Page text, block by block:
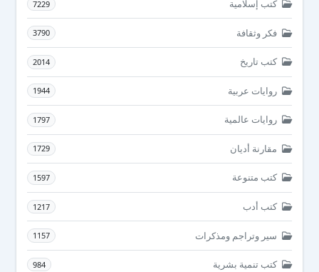
كتب إسلامية 7229
فكر وثقافة 3790
كتب تاريخ 2014
روايات عربية 1944
روايات عالمية 1797
مقارنة أديان 1729
كتب متنوعة 1597
كتب أدب 1217
سير وتراجم ومذكرات 1157
كتب تنمية بشرية 984